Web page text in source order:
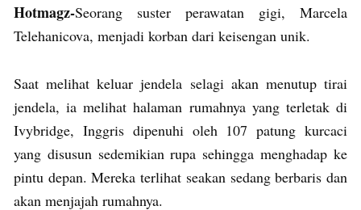
Hotmagz-Seorang suster perawatan gigi, Marcela
Telehanicova, menjadi korban dari keisengan unik.
Saat melihat keluar jendela selagi akan menutup tirai
jendela, ia melihat halaman rumahnya yang terletak di
Ivybridge, Inggris dipenuhi oleh 107 patung kurcaci
yang disusun sedemikian rupa sehingga menghadap ke
pintu depan. Mereka terlihat seakan sedang berbaris dan
akan menjajah rumahnya.